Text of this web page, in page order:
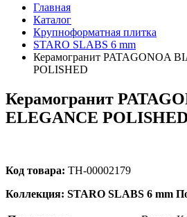
Главная
Каталог
Крупноформатная плитка
STARO SLABS 6 mm
Керамогранит PATAGONOA
POLISHED
Керамогранит
ELEGANCE
Код товара: ТН-00002179
Коллекция: STARO SLABS 6 mm